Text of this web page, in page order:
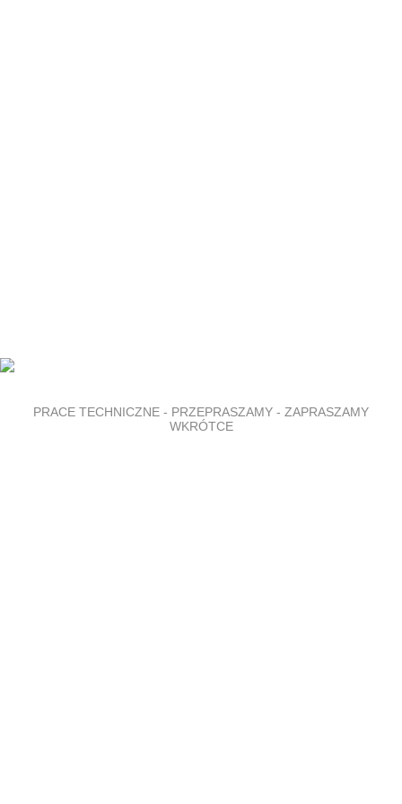
PRACE TECHNICZNE - PRZEPRASZAMY - ZAPRASZAMY
WKRÓTCE